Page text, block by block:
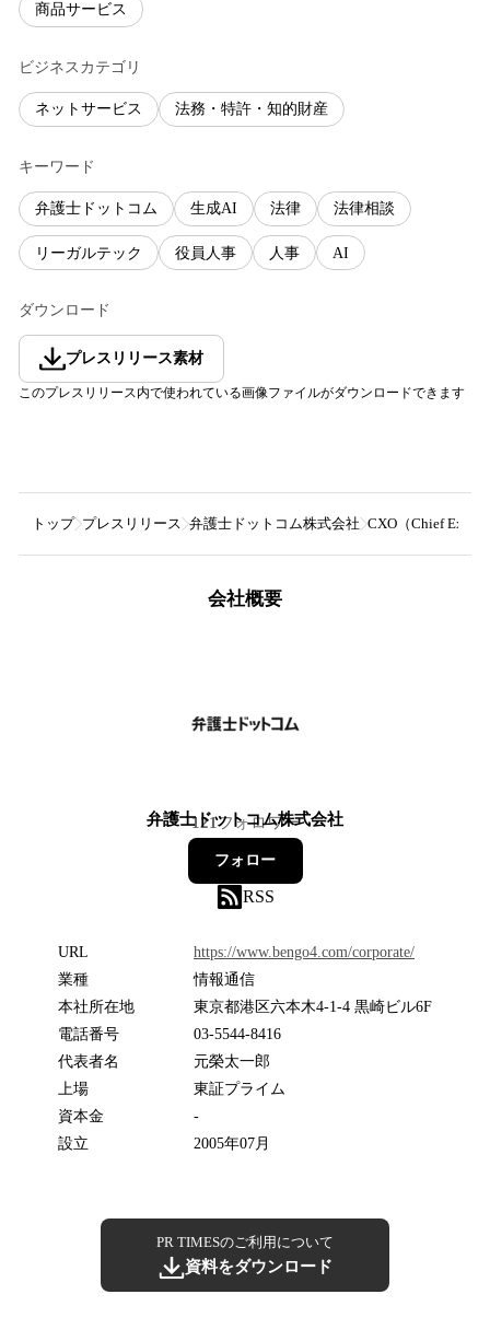
商品サービス
ビジネスカテゴリ
ネットサービス 法務・特許・知的財産
キーワード
弁護士ドットコム 生成AI 法律 法律相談
リーガルテック 役員人事 人事 AI
ダウンロード
プレスリリース素材
このプレスリリース内で使われている画像ファイルがダウンロードできます
トップ プレスリリース 弁護士ドットコム株式会社 CXO（Chief
会社概要
弁護士ドットコム株式会社
121フォロワー
フォロー
RSS
URL
https://www.bengo4.com/corporate/
業種
情報通信
本社所在地
東京都港区六本木4-1-4 黒崎ビル6F
電話番号
03-5544-8416
代表者名
元榮太一郎
上場
東証プライム
資本金
-
設立
2005年07月
PR TIMESのご利用について
資料をダウンロード